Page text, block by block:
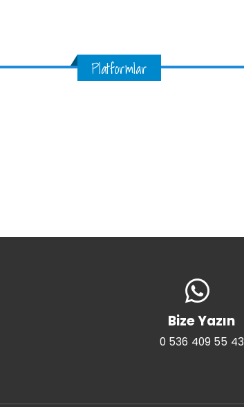
Platformlar
Bize Yazın
0 536 409 55 43